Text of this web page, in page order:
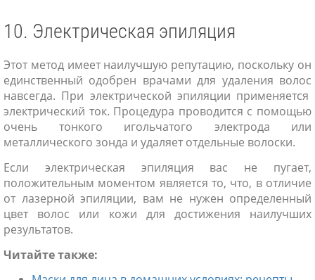
10. Электрическая эпиляция
Этот метод имеет наилучшую репутацию, поскольку он
единственный одобрен врачами для удаления волос
навсегда. При электрической эпиляции применяется
электрический ток. Процедура проводится с помощью
очень тонкого игольчатого электрода или
металлического зонда и удаляет отдельные волоски.
Если электрическая эпиляция вас не пугает,
положительным моментом является то, что, в отличие
от лазерной эпиляции, вам не нужен определенный
цвет волос или кожи для достижения наилучших
результатов.
Читайте также: